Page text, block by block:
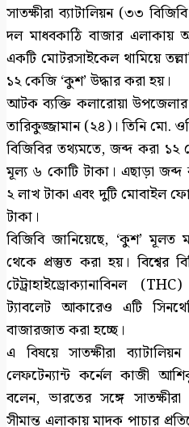
সাতক্ষীরা ব্যাটালিয়ন (৩৩
দল মাধবকাঠি বাজার এলাকায়
একটি মোটরসাইকেল থামিয়ে
১২ কেজি ‘কুশ’ উদ্ধার করা হয়।
আটক ব্যক্তি কলারোয়া উপজেলার
তারিকুজ্জামান (২৪)। তিনি মো.
বিজিবির তথ্যমতে, জব্দ করা
মূল্য ৬ কোটি টাকা। এছাড়া জব্দ
২ লাখ টাকা এবং দুটি মোবাইল
টাকা।
বিজিবি জানিয়েছে, ‘কুশ’ মূলত
থেকে প্রস্তুত করা হয়। বিশ্বের
টেট্রাহাইড্রোক্যানাবিনল
ট্যাবলেট আকারেও এটি
বাজারজাত করা হচ্ছে।
এ বিষয়ে সাতক্ষীরা
লেফটেন্যান্ট কর্নেল কাজী
বলেন, ভারতের সঙ্গে
সীমান্ত এলাকায় মাদক পাচার